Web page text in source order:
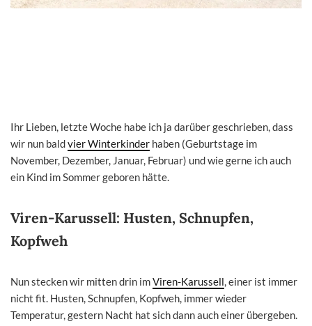
Ihr Lieben, letzte Woche habe ich ja darüber geschrieben, dass
wir nun baldvier Winterkinder haben (Geburtstage im
November, Dezember, Januar, Februar) und wie gerne ich auch
ein Kind im Sommer geboren hätte.
Viren-Karussell: Husten, Schnupfen,
Kopfweh
Nun stecken wir mitten drin imViren-Karussell, einer ist immer
nicht fit. Husten, Schnupfen, Kopfweh, immer wieder
Temperatur, gestern Nacht hat sich dann auch einer übergeben.